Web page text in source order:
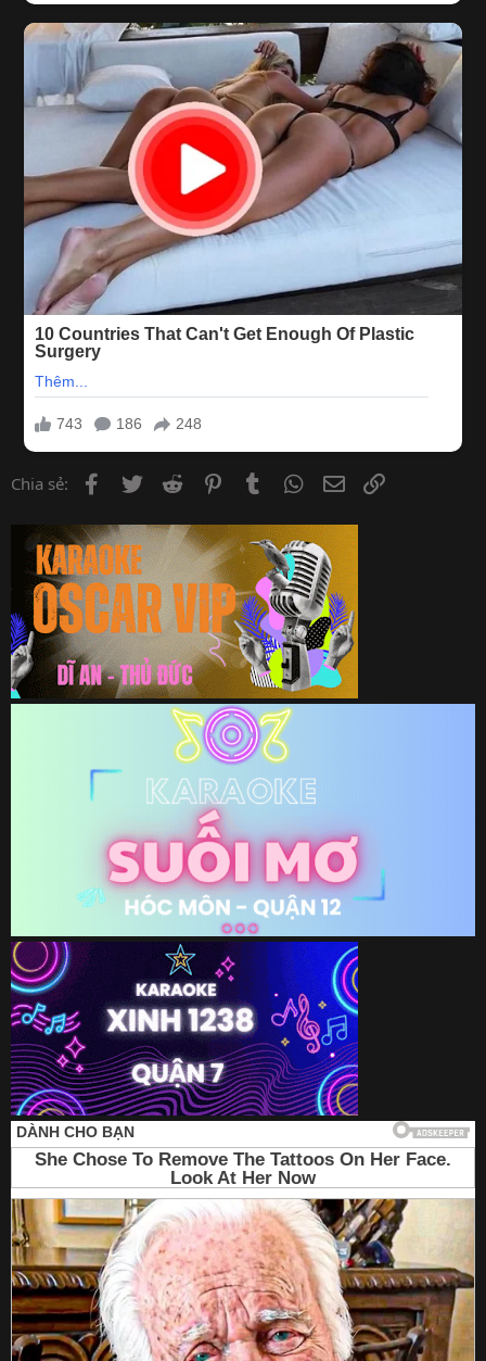
Chia sẻ: Facebook
Twitter Reddit PinterestTumblr WhatsApp
Email